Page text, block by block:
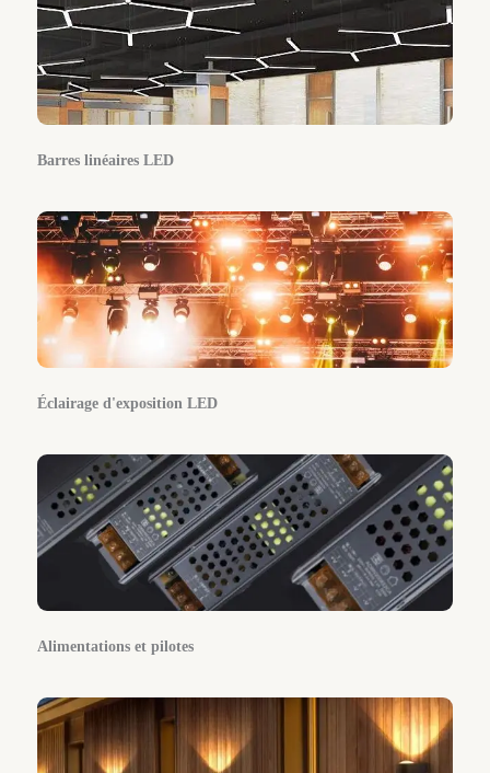
Barres linéaires LED
Éclairage d'exposition LED
Alimentations et pilotes